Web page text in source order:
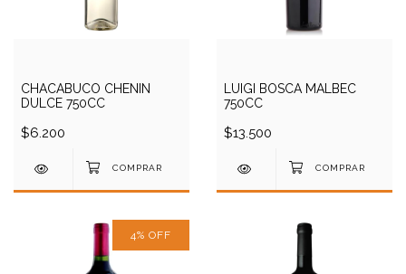
CHACABUCO CHENIN
DULCE 750CC
$6.200
LUIGI BOSCA MALBEC
750CC
$13.500
4% OFF